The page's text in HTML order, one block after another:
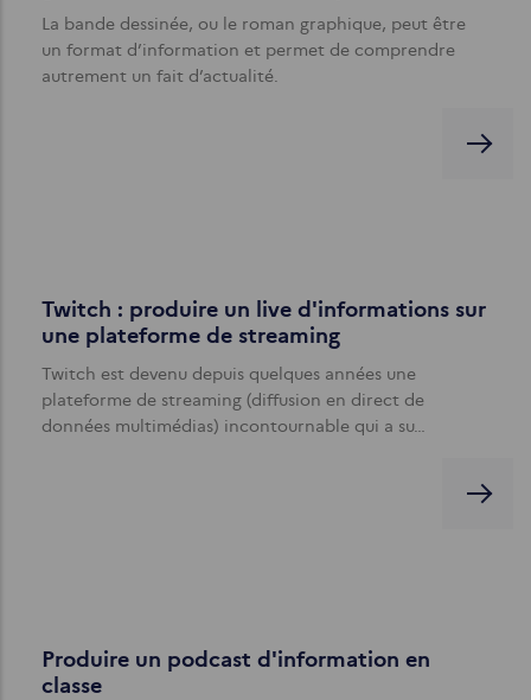
La bande dessinée, ou le roman graphique, peut être
un format d’information et permet de comprendre
autrement un fait d’actualité.
Twitch : produire un live d'informations sur
une plateforme de streaming
Twitch est devenu depuis quelques années une
plateforme de streaming (diffusion en direct de
données multimédias) incontournable qui a su…
Produire un podcast d'information en
classe